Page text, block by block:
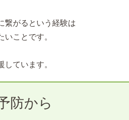
繋がるという経験は
いことです。
しています。
防から